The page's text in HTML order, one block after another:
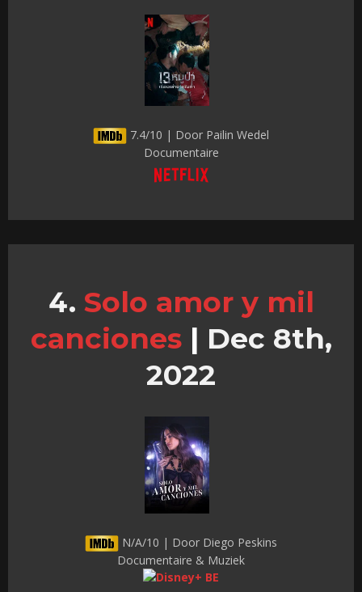
7.4/10 | Door Pailin Wedel
Documentaire
Solo amor y mil
canciones | Dec 8th,
2022
N/A/10 | Door Diego Peskins
Documentaire & Muziek